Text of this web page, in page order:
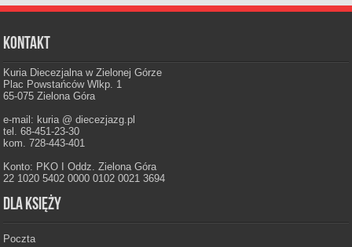
Kontakt
Kuria Diecezjalna w Zielonej Górze
Plac Powstańców Wlkp. 1
65-075 Zielona Góra
e-mail: kuria @ diecezjazg.pl
tel. 68-451-23-30
kom. 728-443-401
Konto: PKO I Oddz. Zielona Góra
22 1020 5402 0000 0102 0021 3694
Dla księży
Poczta